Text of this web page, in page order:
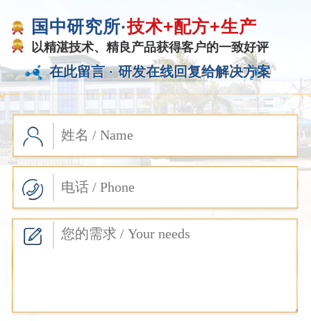
国中研究所·技术+配方+生产
以精湛技术、精良产品获得客户的一致好评
在此留言 · 研发在线回复给解决方案